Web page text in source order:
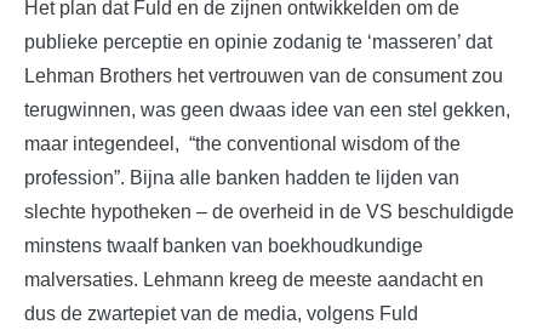
Het plan dat Fuld en de zijnen ontwikkelden om de
publieke perceptie en opinie zodanig te ‘masseren’ dat
Lehman Brothers het vertrouwen van de consument zou
terugwinnen, was geen dwaas idee van een stel gekken,
maar integendeel, “the conventional wisdom of the
profession”. Bijna alle banken hadden te lijden van
slechte hypotheken – de overheid in de VS beschuldigde
minstens twaalf banken van boekhoudkundige
malversaties. Lehmann kreeg de meeste aandacht en
dus de zwartepiet van de media, volgens Fuld